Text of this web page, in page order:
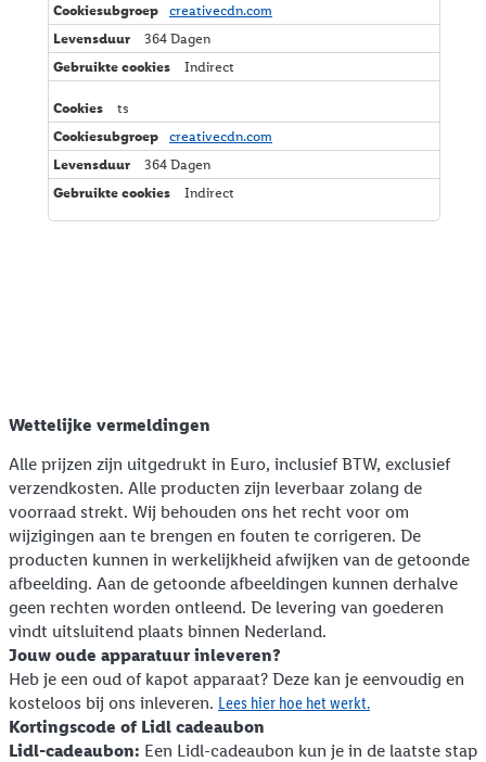
creativecdn.com
364 Dagen
Indirect
ts
creativecdn.com
364 Dagen
Indirect
Wettelijke vermeldingen
Alle prijzen zijn uitgedrukt in Euro, inclusief BTW, exclusief
verzendkosten. Alle producten zijn leverbaar zolang de
voorraad strekt. Wij behouden ons het recht voor om
wijzigingen aan te brengen en fouten te corrigeren. De
producten kunnen in werkelijkheid afwijken van de getoonde
afbeelding. Aan de getoonde afbeeldingen kunnen derhalve
geen rechten worden ontleend. De levering van goederen
vindt uitsluitend plaats binnen Nederland.
Jouw oude apparatuur inleveren?
Heb je een oud of kapot apparaat? Deze kan je eenvoudig en
kosteloos bij ons inleveren. Lees hier hoe het werkt.
Kortingscode of Lidl cadeaubon
Lidl-cadeaubon: Een Lidl-cadeaubon kun je in de laatste stap